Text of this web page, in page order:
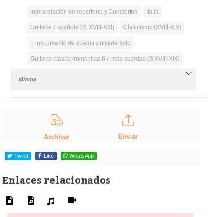
Interpretación de repertorio y Conciertos Italia
Guitarra Española (S. XVIII-XXI) Clasicismo (XVIII-XIX)
1 instrumento de cuerda pulsada solo
Guitarra clásico-romántica 6 o más cuerdas (S.XVIII-XIX)
Idioma
Archivar Enviar
Tweet Like WhatsApp
Enlaces relacionados